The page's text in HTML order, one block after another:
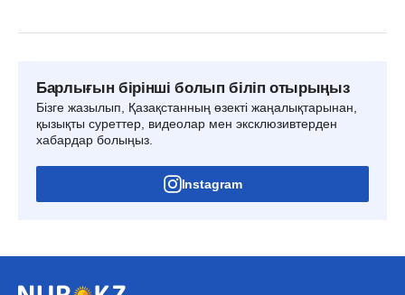
Барлығын бірінші болып біліп отырыңыз
Бізге жазылып, Қазақстанның өзекті жаңалықтарынан,
қызықты суреттер, видеолар мен эксклюзивтерден
хабардар болыңыз.
Instagram